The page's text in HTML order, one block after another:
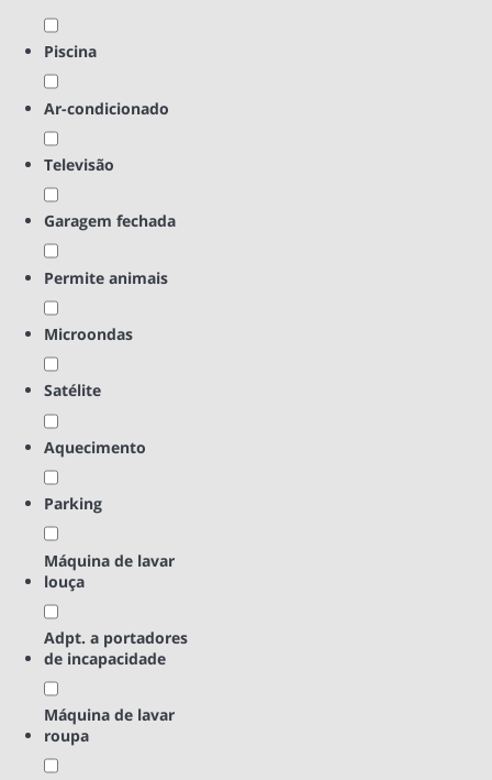
Piscina
Ar-condicionado
Televisão
Garagem fechada
Permite animais
Microondas
Satélite
Aquecimento
Parking
Máquina de lavar
louça
Adpt. a portadores
de incapacidade
Máquina de lavar
roupa